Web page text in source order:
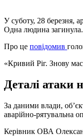
У суботу, 28 березня,
Одна людина
Про це повідомив
«Кривий Ріг. Знову
Деталі атаки
За даними влади,
аварійно-рятувальна
Керівник ОВА